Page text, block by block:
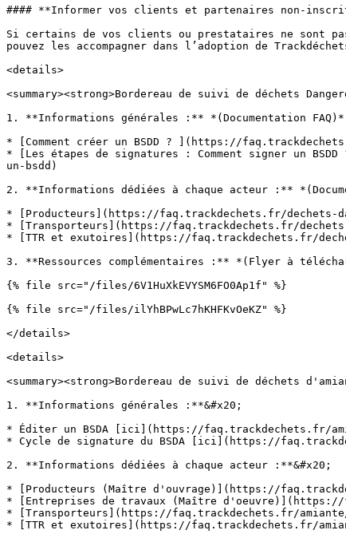
#### **Informer vos clients et partenaires non-
Si certains de vos clients ou prestataires ne sont
pouvez les accompagner dans l’adoption de
<details>
<summary><strong>Bordereau de suivi de déchets
1. **Informations générales :** *(Documentation FAQ)*
* [Comment créer un BSDD ? ](https://
* [Les étapes de signatures : Comment signer un
un-bsdd)
2. **Informations dédiées à chaque acteur :**
* [Producteurs](https://faq.trackdechets.fr/dechets-
* [Transporteurs](https://faq.trackdechets.fr/
* [TTR et exutoires](https://faq.trackdechets.fr/
3. **Ressources complémentaires :** *(Flyer à
{% file src="/files/6V1HuXkEVYSM6FO0Ap1f" %}
{% file src="/files/ilYhBPwLc7hKHFKvOeKZ" %}
</details>
<details>
<summary><strong>Bordereau de suivi de déchets
1. **Informations générales :**&#x20;
* Éditer un BSDA [ici](https://faq.trackdechets.fr/
* Cycle de signature du BSDA [ici](https://
2. **Informations dédiées à chaque acteur :**&#x20;
* [Producteurs (Maître d'ouvrage)](https://
* [Entreprises de travaux (Maître d'oeuvre)](https://
* [Transporteurs](https://faq.trackdechets.fr/
* [TTR et exutoires](https://faq.trackdechets.fr/